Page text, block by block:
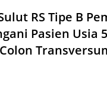
RS Tipe B
Pasien Usia